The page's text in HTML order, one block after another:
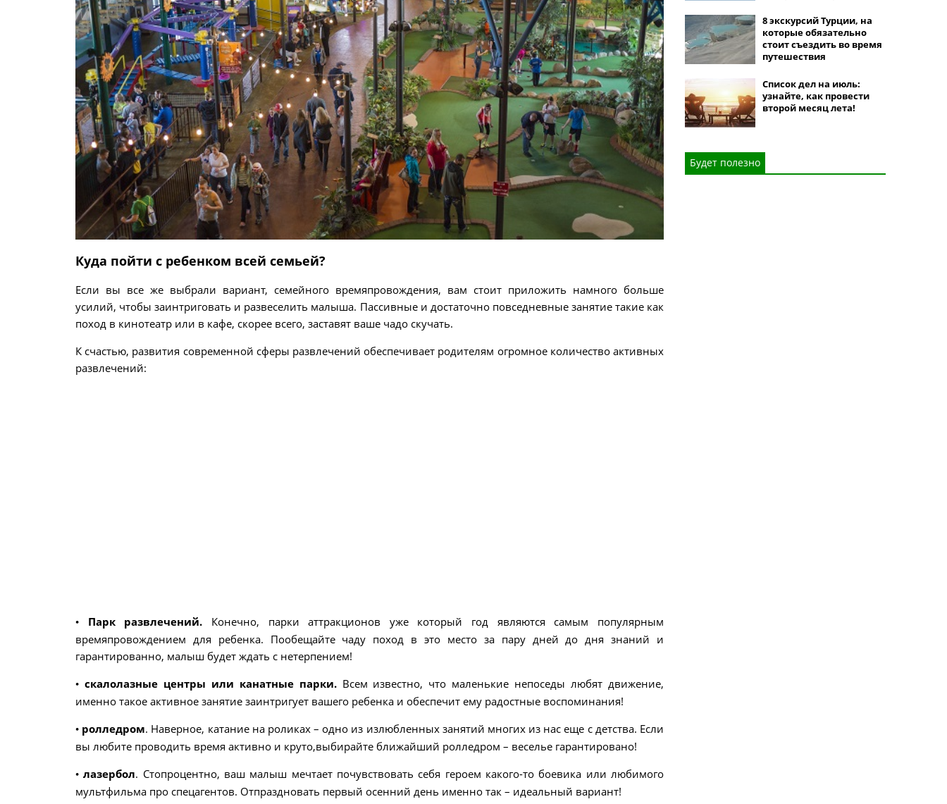
Куда пойти с ребенком всей семьей?
Если вы все же выбрали вариант, семейного времяпровождения, вам стоит приложить намного больше
усилий, чтобы заинтриговать и развеселить малыша. Пассивные и достаточно повседневные занятие такие как
поход в кинотеатр или в кафе, скорее всего, заставят ваше чадо скучать.
К счастью, развития современной сферы развлечений обеспечивает родителям огромное количество активных
развлечений:
• Парк развлечений. Конечно, парки аттракционов уже который год являются самым популярным
времяпровождением для ребенка. Пообещайте чаду поход в это место за пару дней до дня знаний и
гарантированно, малыш будет ждать с нетерпением!
• скалолазные центры или канатные парки.Всем известно, что маленькие непоседы любят движение,
именно такое активное занятие заинтригует вашего ребенка и обеспечит ему радостные воспоминания!
• ролледром. Наверное, катание на роликах – одно из излюбленных занятий многих из нас еще с детства. Если
вы любите проводить время активно и круто,выбирайте ближайший ролледром – веселье гарантировано!
•лазербол. Стопроцентно, ваш малыш мечтает почувствовать себя героем какого-то боевика или любимого
мультфильма про спецагентов. Отпраздновать первый осенний день именно так – идеальный вариант!
8 экскурсий Турции, на
которые обязательно
стоит съездить во время
путешествия
Список дел на июль:
узнайте, как провести
второй месяц лета!
Будет полезно